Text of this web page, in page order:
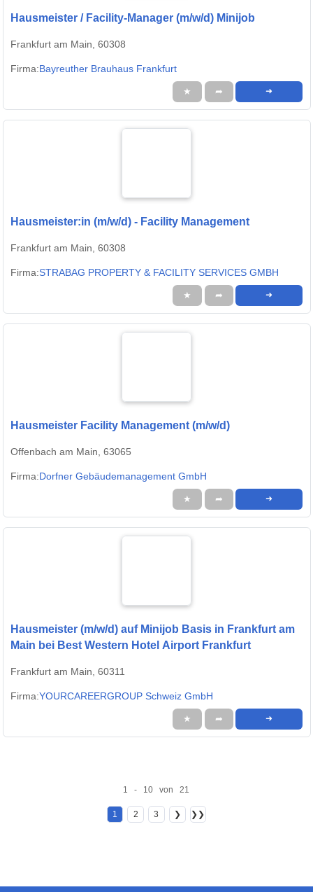
Hausmeister / Facility-Manager (m/w/d) Minijob
Frankfurt am Main, 60308
Firma:Bayreuther Brauhaus Frankfurt
★ ➦ ➜
Hausmeister:in (m/w/d) - Facility Management
Frankfurt am Main, 60308
Firma:STRABAG PROPERTY & FACILITY SERVICES GMBH
★ ➦ ➜
Hausmeister Facility Management (m/w/d)
Offenbach am Main, 63065
Firma:Dorfner Gebäudemanagement GmbH
★ ➦ ➜
Hausmeister (m/w/d) auf Minijob Basis in Frankfurt am
Main bei Best Western Hotel Airport Frankfurt
Frankfurt am Main, 60311
Firma:YOURCAREERGROUP Schweiz GmbH
★ ➦ ➜
1 - 10 von 21
1 2 3 ❯ ❯❯